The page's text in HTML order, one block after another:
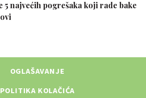
OGLAŠAVANJE
POLITIKA KOLAČIĆA